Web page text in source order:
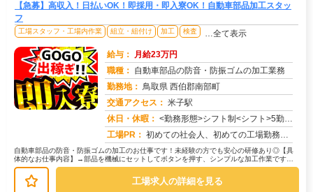
【急募】高収入！日払いOK！即採用・即入寮OK！自動車部品加工スタッ
フ
工場スタッフ・工場内作業 組立・組付け 加工 検査 …全て表示
給与： 月給23万円
職種： 自動車部品の防音・防振ゴムの加工業務
勤務地： 鳥取県 西伯郡南部町
交通アクセス： 米子駅
休日・休暇： <勤務形態>シフト制<シフト>5勤2休<休日>土日<休暇>GW休暇・夏季休暇・年末年始休暇
工場PR： 初めての社会人、初めての工場勤務…不安は尽きないですよね。でも大丈夫！株式会社京栄センターでは、未経験者の方を多数...
自動車部品の防音・防振ゴムの加工のお仕事です！未経験の方でも安心の研修あり◎【具
体的なお仕事内容】→部品を機械にセットしてボタンを押す、シンプルな加工作業です。
→大きな部品ではないので、安心して...
工場求人の詳細を見る